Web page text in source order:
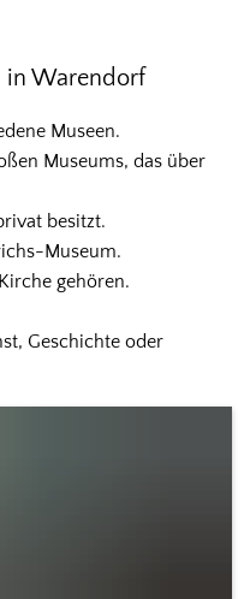
in Warendorf
Museen.
Museums, das über
besitzt.
Museum.
gehören.
Geschichte oder